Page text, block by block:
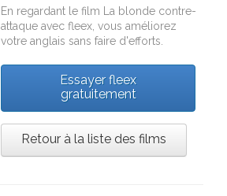
En regardant le film
La blonde contre-
attaque avecfleex , vous améliorez
votre anglais sans faire d'efforts.
Essayer fleex
gratuitement
Retour à la liste des films